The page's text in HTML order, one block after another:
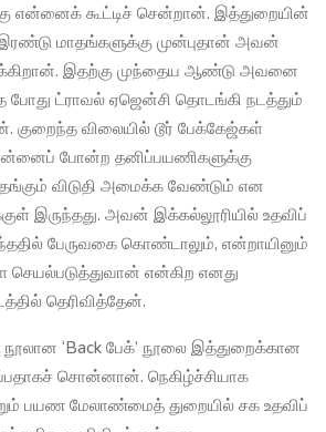
என்னைக் கூட்டிச் சென்றான். இத்துறையின்
இரண்டு மாதங்களுக்கு முன்புதான் அவன்
இதற்கு முந்தைய ஆண்டு அவனை
போது ட்ராவல் ஏஜென்சி தொடங்கி நடத்தும்
குறைந்த விலையில் டூர் பேக்கேஜ்கள்
போன்ற தனிப்பயணிகளுக்கு
விடுதி அமைக்க வேண்டும் என
இருந்தது. அவன் இக்கல்லூரியில் உதவிப்
பேருவகை கொண்டாலும், என்றாயினும்
என்கிற எனது
தெரிவித்தேன்.
‘Back பேக்’ நூலை இத்துறைக்கான
சொன்னான். நெகிழ்ச்சியாக
பயண மேலாண்மைத் துறையில் சக உதவிப்